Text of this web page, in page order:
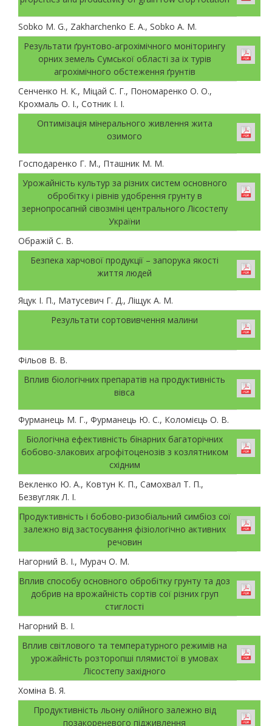
Sobko M. G., Zakharchenko E. A., Sobko A. M.
Результати ґрунтово-агрохімічного моніторингу
орних земель Сумської області за іх турів
агрохімічного обстеження ґрунтів
Сенченко Н. К., Міцай С. Г., Пономаренко О. О.,
Крохмаль О. І., Сотник І. І.
Оптимізація мінерального живлення жита
озимого
Господаренко Г. М., Пташник М. М.
Урожайність культур за різних систем основного
обробітку і рівнів удобрення грунту в
зернопросапній сівозміні центрального Лісостепу
України
Ображій С. В.
Безпека харчової продукції – запорука якості
життя людей
Яцук І. П., Матусевич Г. Д., Ліщук А. М.
Результати сортовивчення малини
Фільов В. В.
Вплив біологічних препаратів на продуктивність
вівса
Фурманець М. Г., Фурманець Ю. С., Коломієць О. В.
Біологічна ефективність бінарних багаторічних
бобово-злакових агрофітоценозів з козлятником
східним
Векленко Ю. А., Ковтун К. П., Самохвал Т. П.,
Безвугляк Л. І.
Продуктивність і бобово-ризобіальний симбіоз сої
залежно від застосування фізіологічно активних
речовин
Нагорний В. І., Мурач О. М.
Вплив cпособу основного обробітку грунту та доз
добрив на врожайність сортів сої різних груп
стиглості
Нагорний В. І.
Вплив світлового та температурного режимів на
урожайність розторопші плямистої в умовах
Лісостепу західного
Хоміна В. Я.
Продуктивність льону олійного залежно від
позакореневого підживлення